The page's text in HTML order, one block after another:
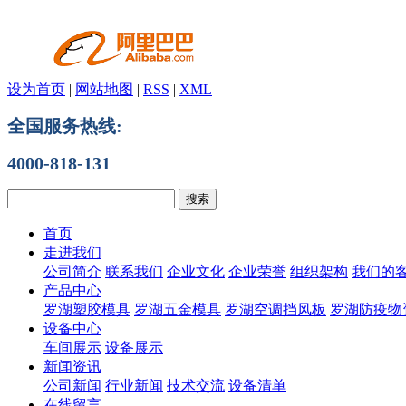
设为首页 | 网站地图 | RSS | XML
全国服务热线:
4000-818-131
首页
走进我们
公司简介 联系我们 企业文化 企业荣誉 组织架构 我们的
产品中心
罗湖塑胶模具 罗湖五金模具 罗湖空调挡风板 罗湖防疫物
设备中心
车间展示 设备展示
新闻资讯
公司新闻 行业新闻 技术交流 设备清单